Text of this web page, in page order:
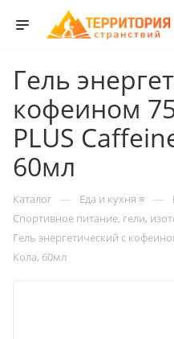
Гель
кофеином
PLUS
60мл
Каталог — Еда и кухня ≡ —
Спортивное питание, гели,
Гель энергетический с
Кола, 60мл